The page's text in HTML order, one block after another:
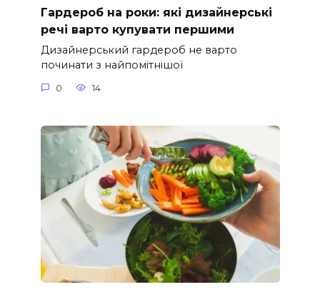
Гардероб на роки: які дизайнерські
речі варто купувати першими
Дизайнерський гардероб не варто
починати з найпомітнішої
0 14